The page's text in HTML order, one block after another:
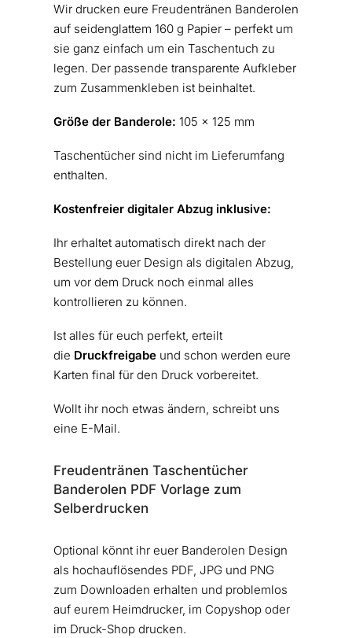
Wir drucken eure Freudentränen Banderolen
auf seidenglattem 160 g Papier – perfekt um
sie ganz einfach um ein Taschentuch zu
legen. Der passende transparente Aufkleber
zum Zusammenkleben ist beinhaltet.
Größe der Banderole: 105 x 125 mm
Taschentücher sind nicht im Lieferumfang
enthalten.
Kostenfreier digitaler Abzug inklusive:
Ihr erhaltet automatisch direkt nach der
Bestellung euer Design als digitalen Abzug,
um vor dem Druck noch einmal alles
kontrollieren zu können.
Ist alles für euch perfekt, erteilt
die Druckfreigabeund schon werden eure
Karten final für den Druck vorbereitet.
Wollt ihr noch etwas ändern, schreibt uns
eine E-Mail.
Freudentränen Taschentücher
Banderolen PDF Vorlage zum
Selberdrucken
Optional könnt ihr euer Banderolen Design
als hochauflösendes PDF, JPG und PNG
zum Downloaden erhalten und problemlos
auf eurem Heimdrucker, im Copyshop oder
im Druck-Shop drucken.